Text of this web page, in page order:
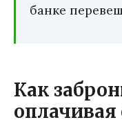
банке
Как
оплачивая